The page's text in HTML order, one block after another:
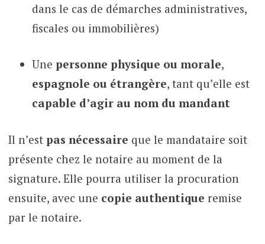
dans le cas de démarches administratives,
fiscales ou immobilières)
Une personne physique ou morale,
espagnole ou étrangère, tant qu’elle est
capable d’agir au nom du mandant
Il n’est pas nécessaire que le mandataire soit
présente chez le notaire au moment de la
signature. Elle pourra utiliser la procuration
ensuite, avec une copie authentique remise
par le notaire.